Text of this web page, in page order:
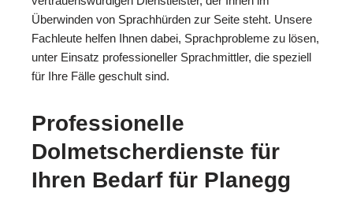
Überwinden von Sprachhürden zur Seite steht. Unsere
Fachleute helfen Ihnen dabei, Sprachprobleme zu lösen,
unter Einsatz professioneller Sprachmittler, die speziell
für Ihre Fälle geschult sind.
Professionelle
Dolmetscherdienste für
Ihren Bedarf für Planegg